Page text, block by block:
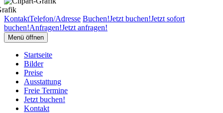
KontaktTelefon/Adresse Buchen!Jetzt buchen!Jetzt sofort
buchen!Anfragen!Jetzt anfragen!
Menü öffnen
Startseite
Bilder
Preise
Ausstattung
Freie Termine
Jetzt buchen!
Kontakt